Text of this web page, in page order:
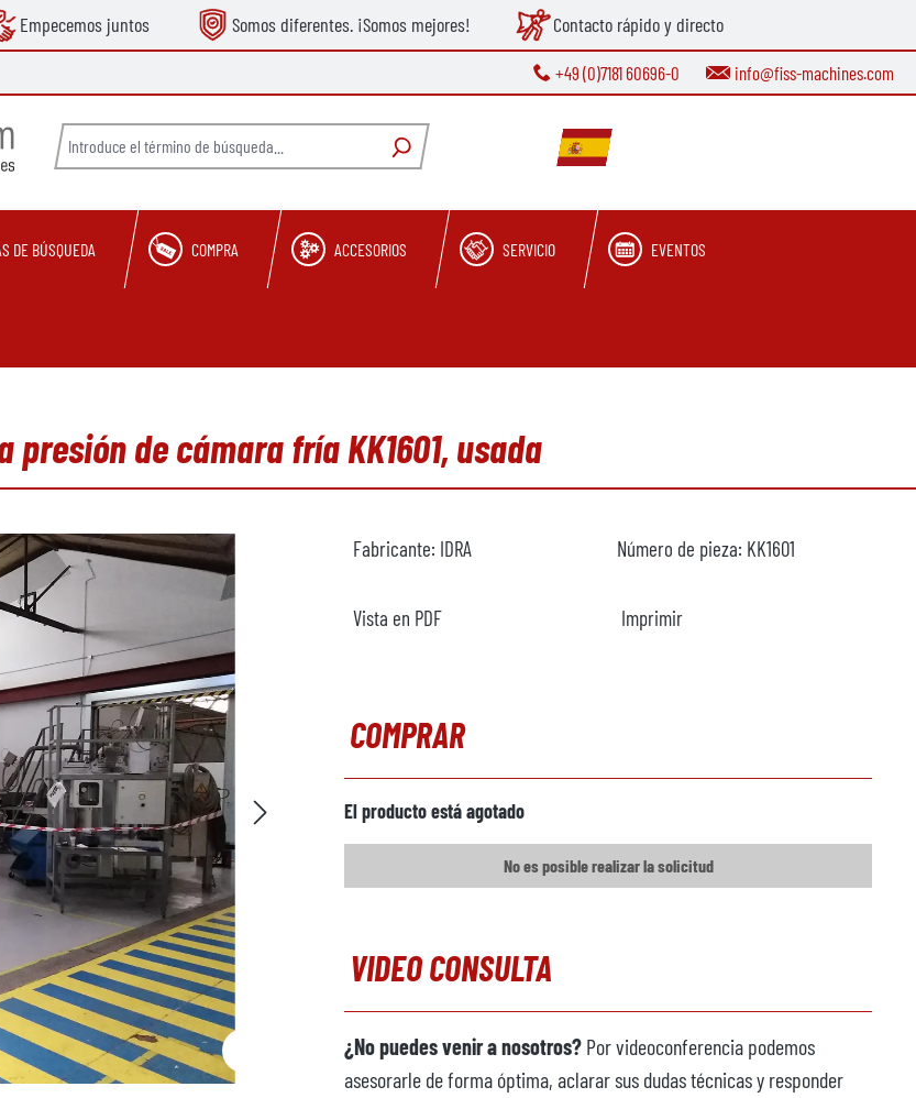
Empecemos juntos Somos diferentes. ¡Somos mejores! Contacto rápido y directo
+49 (0)7181 60696-0 info@fiss-machines.com
DE BÚSQUEDA COMPRA ACCESORIOS SERVICIO EVENTOS
presión de cámara fría KK1601, usada
Fabricante: IDRA Número de pieza: KK1601
Vista en PDF Imprimir
COMPRAR
El producto está agotado
No es posible realizar la solicitud
VIDEO CONSULTA
¿No puedes venir a nosotros? Por videoconferencia podemos
asesorarle de forma óptima, aclarar sus dudas técnicas y responder